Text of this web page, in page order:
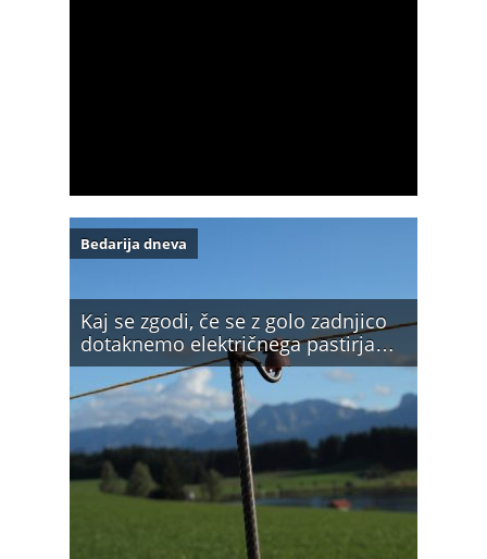
Kaj se zgodi, če se z golo zadnjico
dotaknemo električnega pastirja…
Bedarija dneva